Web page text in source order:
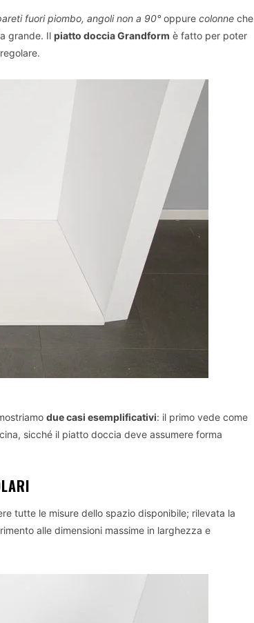
fuori piombo, angoli non a 90° oppure colonne che
grande. Il piatto doccia Grandform è fatto per poter
due casi esemplificativi: il primo vede come
sicché il piatto doccia deve assumere forma
tutte le misure dello spazio disponibile; rilevata la
alle dimensioni massime in larghezza e